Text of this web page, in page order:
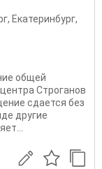
, Екатеринбург,
общей
Строганов
сдается без
другие